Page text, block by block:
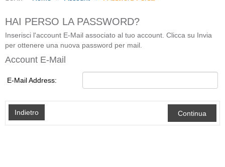
HAI PERSO LA PASSWORD?
Inserisci l'account E-Mail associato al tuo account. Clicca su Invia
per ottenere una nuova password per mail.
Account E-Mail
E-Mail Address:
Indietro